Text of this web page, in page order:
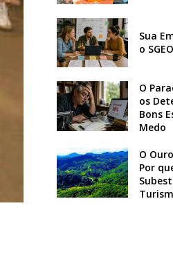
Sua
o
O
os
Bons
Medo
O
Por